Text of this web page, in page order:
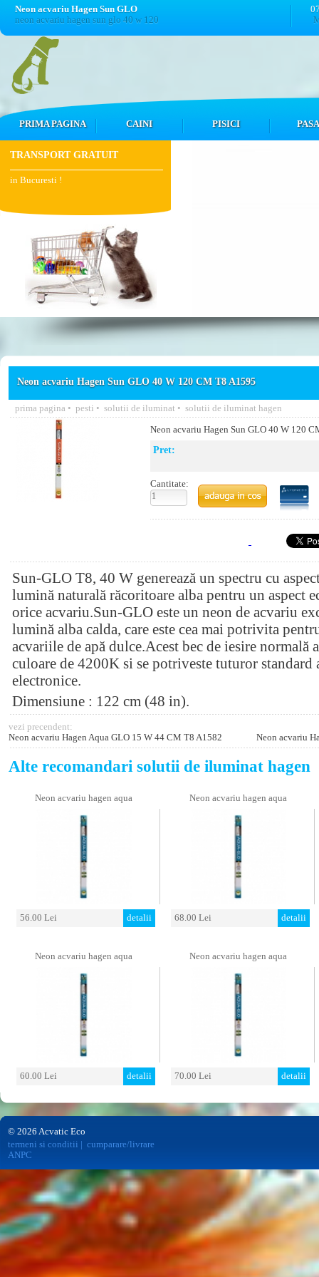
Neon acvariu Hagen Sun GLO
neon acvariu hagen sun glo 40 w 120
PRIMA PAGINA CAINI PISICI
TRANSPORT GRATUIT
in Bucuresti !
Neon acvariu Hagen Sun GLO 40 W 120 CM T8 A1595
prima pagina • pesti • solutii de iluminat • solutii de iluminat hagen
Neon acvariu Hagen Sun GLO 40 W 120
Pret:
Cantitate:
Sun-GLO T8, 40 W generează un spectru cu
lumină naturală răcoritoare alba pentru un aspect
orice acvariu.Sun-GLO este un neon de acvariu
lumină alba calda, care este cea mai potrivita
acvariile de apă dulce.Acest bec de iesire normală
culoare de 4200K si se potriveste tuturor standard
electronice.
Dimensiune : 122 cm (48 in).
vezi precendent:
Neon acvariu Hagen Aqua GLO 15 W 44 CM T8 A1582
Neon acvariu
Alte recomandari solutii de iluminat hagen
Neon acvariu hagen aqua
56.00 Lei detalii
Neon acvariu hagen aqua
68.00 Lei detalii
Neon acvariu hagen aqua
60.00 Lei detalii
Neon acvariu hagen aqua
70.00 Lei detalii
© 2026 Acvatic Eco
termeni si conditii
cumparare/livrare
ANPC